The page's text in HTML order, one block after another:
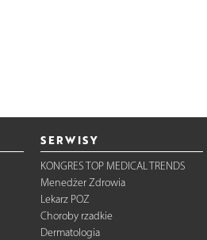
SERWISY
KONGRES TOP MEDICAL TRENDS
Menedżer Zdrowia
Lekarz POZ
Choroby rzadkie
Dermatologia